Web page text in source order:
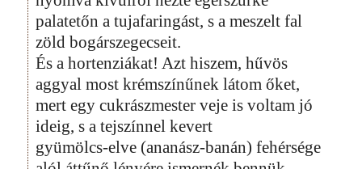
palatetőn a tujafaringást, s a meszelt fal
zöld bogárszegecseit.
És a hortenziákat! Azt hiszem, hűvös
aggyal most krémszínűnek látom őket,
mert egy cukrászmester veje is voltam jó
ideig, s a tejszínnel kevert
gyümölcs-elve (ananász-banán) fehérsége